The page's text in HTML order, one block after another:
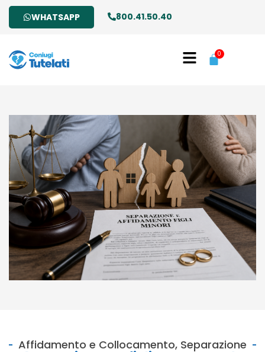
WHATSAPP 800.41.50.40
0
Affidamento e Collocamento, Separazione